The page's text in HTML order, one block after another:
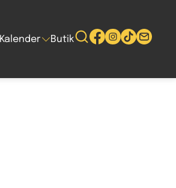
Kalender Butik